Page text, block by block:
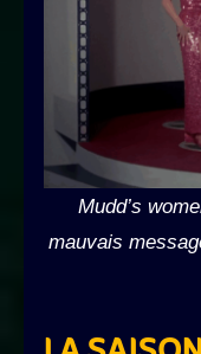
Mudd’s
mauvais